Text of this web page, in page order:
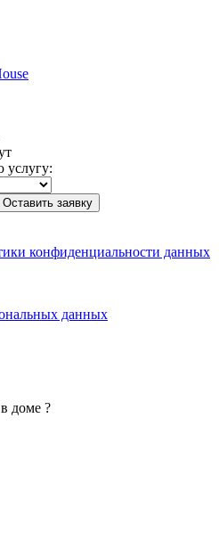
услугу:
Оставить заявку
конфиденциальности данных
данных
доме ?